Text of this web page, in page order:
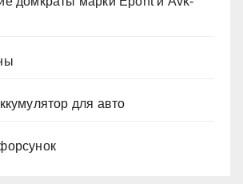
для авто